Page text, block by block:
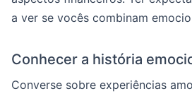
a ver se vocês combinam
Conhecer a história
Converse sobre experiências